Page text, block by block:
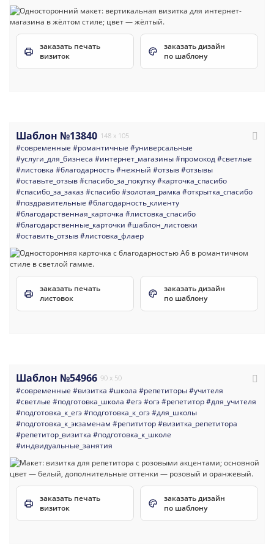
заказать печать
визиток
заказать дизайн
по шаблону
Шаблон №13840 148 x 105
#современные #романтичные #универсальные
#услуги_для_бизнеса #интернет_магазины#промокод#светлые
#листовка #благодарность#нежный #отзыв#отзывы
#оставьте_отзыв#спасибо_за_покупку#карточка_спасибо
#спасибо_за_заказ#спасибо#золотая_рамка #открытка_спасибо
#поздравительные #благодарность_клиенту
#благодарственная_карточка #листовка_спасибо
#благодарственные_карточки #шаблон_листовки
#оставить_отзыв#листовка_флаер
заказать печать
листовок
заказать дизайн
по шаблону
Шаблон №54966 90 x 50
#современные #визитка #школа #репетиторы#учителя
#светлые #подготовка_школа #егэ#огэ#репетитор#для_учителя
#подготовка_к_егэ#подготовка_к_огэ#для_школы
#подготовка_к_экзаменам #репититор#визитка_репетитора
#репетитор_визитка #подготовка_к_школе
#индвидуальные_занятия
заказать печать
визиток
заказать дизайн
по шаблону